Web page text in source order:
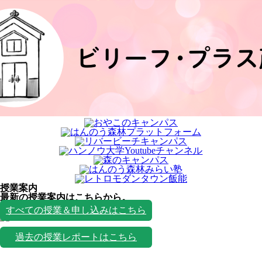
授業案内
最新の授業案内はこちらから。
授業一覧
すべての授業＆申し込みはこちら
過去の授業レポートはこちら